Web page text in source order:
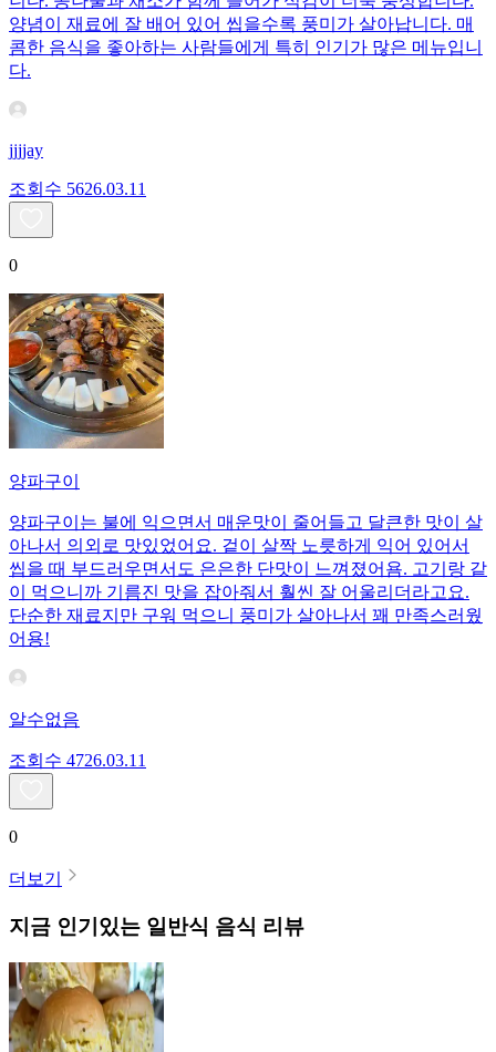
양념이 재료에 잘 배어 있어 씹을수록 풍미가 살아납니다. 매
콤한 음식을 좋아하는 사람들에게 특히 인기가 많은 메뉴입니
다.
jjjjay
조회수 5626.03.11
0
양파구이
양파구이는 불에 익으면서 매운맛이 줄어들고 달큰한 맛이 살
아나서 의외로 맛있었어요. 겉이 살짝 노릇하게 익어 있어서
씹을 때 부드러우면서도 은은한 단맛이 느껴졌어욤. 고기랑 같
이 먹으니까 기름진 맛을 잡아줘서 훨씬 잘 어울리더라고요.
단순한 재료지만 구워 먹으니 풍미가 살아나서 꽤 만족스러웠
어용!
알수없음
조회수 4726.03.11
0
더보기
지금 인기있는 일반식 음식 리뷰